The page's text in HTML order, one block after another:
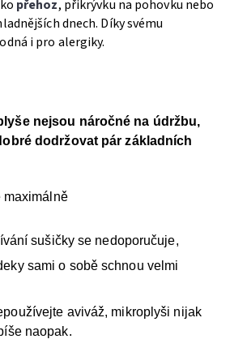
přehoz, přikrývku na pohovku nebo
dnech. Díky svému
i pro alergiky.
nejsou náročné na údržbu,
dodržovat pár základních
maximálně
sušičky se nedoporučuje,
sami o sobě schnou velmi
aviváž, mikroplyši nijak
naopak.